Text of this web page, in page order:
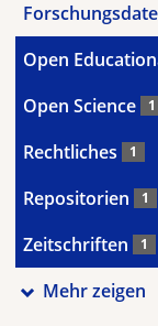
Open
Open Science 1
Rechtliches 1
Repositorien 1
Zeitschriften 1
Mehr zeigen